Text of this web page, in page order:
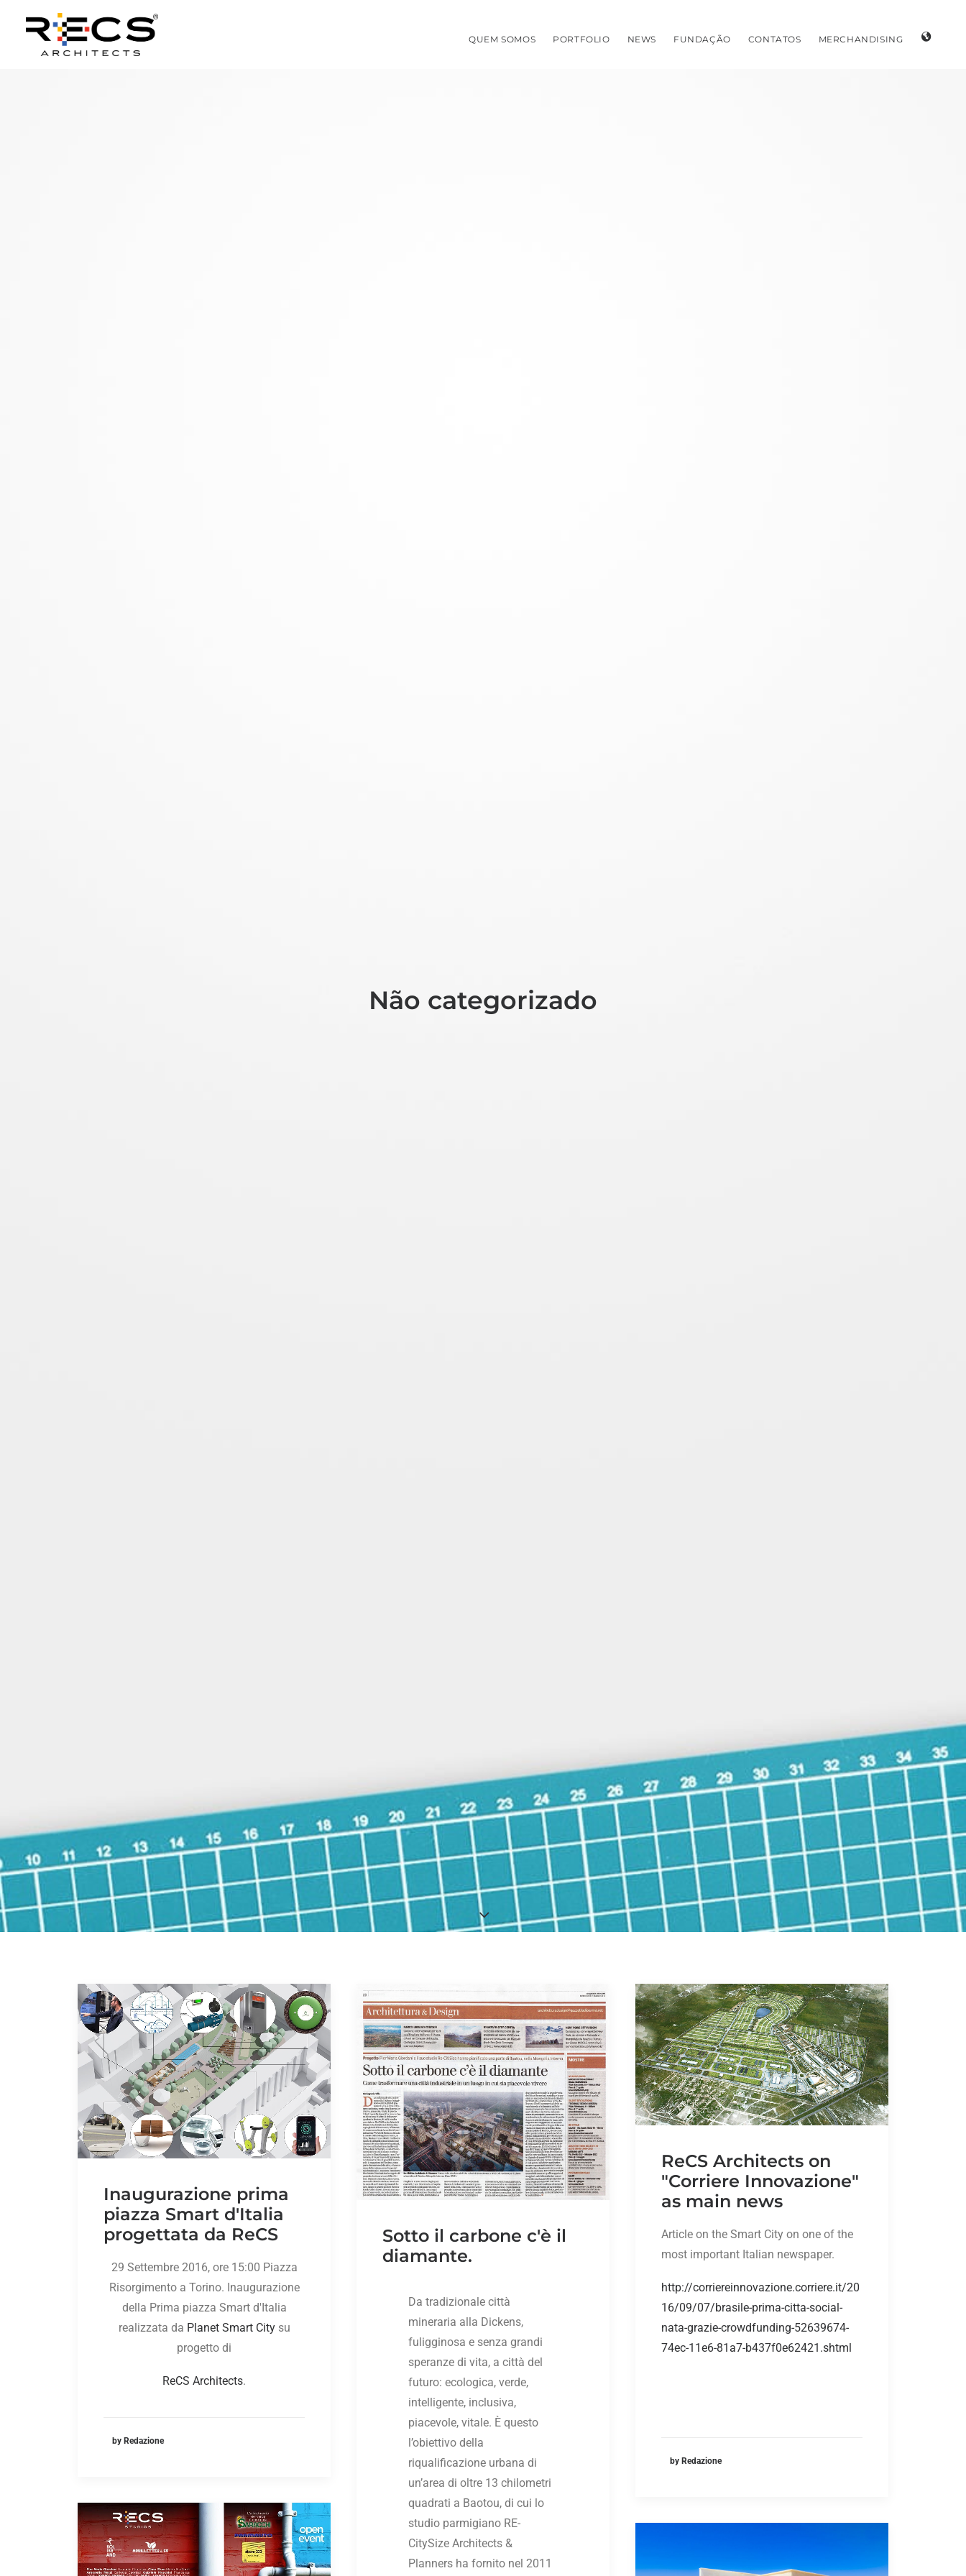
QUEM SOMOS PORTFOLIO NEWS FUNDAÇÃO CONTATOS MERCHANDISING
Não categorizado
Inaugurazione prima
piazza Smart d'Italia
progettata da ReCS
29 Settembre 2016, ore 15:00 Piazza
Risorgimento a Torino. Inaugurazione
della Prima piazza Smart d'Italia
realizzata da Planet Smart Citysu
progetto di
ReCS Architects.
by Redazione
Sotto il carbone c'è il
diamante.
Da tradizionale città
mineraria alla Dickens,
fuligginosa e senza grandi
speranze di vita, a città del
futuro: ecologica, verde,
intelligente, inclusiva,
piacevole, vitale. È questo
l’obiettivo della
riqualificazione urbana di
un’area di oltre 13 chilometri
quadrati a Baotou, di cui lo
studio parmigiano RE-
CitySize Architects &
Planners ha fornito nel 2011
ReCS Architects on
"Corriere Innovazione"
as main news
Article on the Smart City on one of the
most important Italian newspaper.
http://corriereinnovazione.corriere.it/20
16/09/07/brasile-prima-citta-social-
nata-grazie-crowdfunding-52639674-
74ec-11e6-81a7-b437f0e62421.shtml
by Redazione